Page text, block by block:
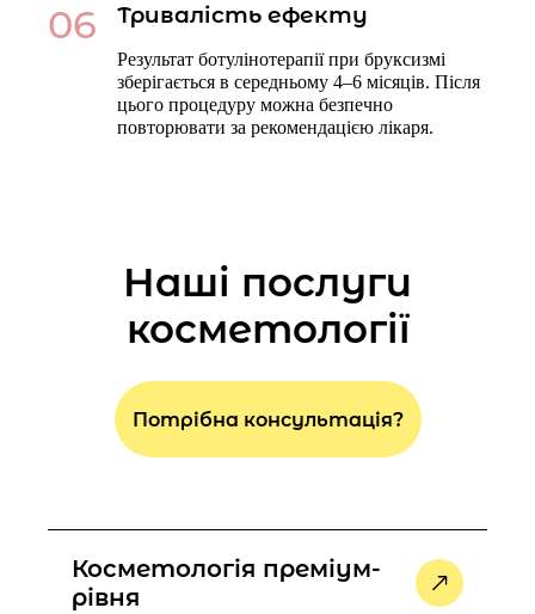
06 Тривалість ефекту
Результат ботулінотерапії при бруксизмі
зберігається в середньому 4–6 місяців. Після
цього процедуру можна безпечно
повторювати за рекомендацією лікаря.
Наші послуги
косметології
Потрібна консультація?
Косметологія преміум-
рівня